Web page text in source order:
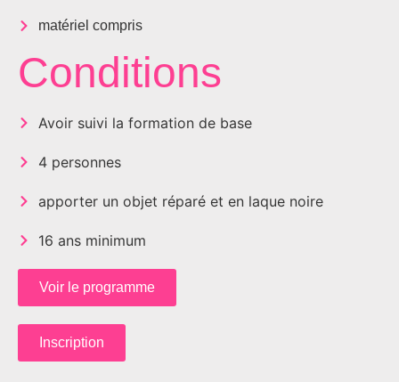
matériel compris
Conditions
Avoir suivi la formation de base
4 personnes
apporter un objet réparé et en laque noire
16 ans minimum
Voir le programme
Inscription